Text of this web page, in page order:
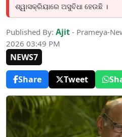
ଶ୍ୱାସକ୍ରିୟାରେ ଅସୁବିଧା ହେଉଛି ।
Published By: Ajit - Prameya-
2026 03:49 PM
NEWS7
Share
Tweet